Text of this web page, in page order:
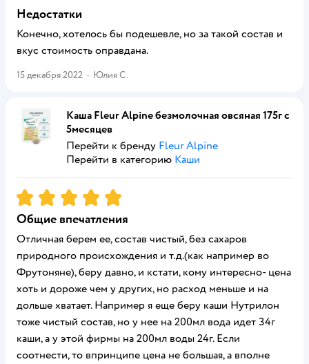
Недостатки
Конечно, хотелось бы подешевле, но за такой состав и
вкус стоимость оправдана.
15 декабря 2022 · Юлия С.
Каша Fleur Alpine безмолочная овсяная 175г с
5месяцев
Перейти к бренду Fleur Alpine
Перейти в категорию Каши
Рейтинг:5
Общие впечатления
Отличная берем ее, состав чистый, без сахаров
природного происхождения и т.д.(как например во
Фрутоняне), беру давно, и кстати, кому интересно- цена
хоть и дороже чем у других, но расход меньше и на
дольше хватает. Например я еще беру каши Нутрилон
тоже чистый состав, но у нее на 200мл вода идет 34г
каши, а у этой фирмы на 200мл воды 24г. Если
соотнести, то впринципе цена не большая, а вполне